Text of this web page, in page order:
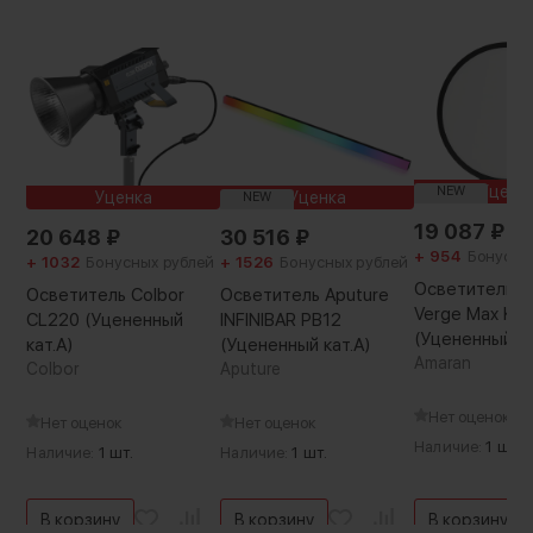
Уценка
20 648 ₽
+ 1032 Бонусных рублей
Осветитель Colbor
CL220 (Уцененный
кат.А)
Colbor
Нет оценок
Наличие: 1 шт.
В корзину
Уценка
NEW
30 516 ₽
+ 1526 Бонусных рублей
Осветитель Aputure
INFINIBAR PB12
(Уцененный кат.А)
Aputure
Нет оценок
Наличие: 1 шт.
В корзину
NEW
19 087 ₽
+ 954
Осветитель
Verge Max
(Уцененный
Amaran
Нет оценок
Наличие: 1 шт.
В корзину